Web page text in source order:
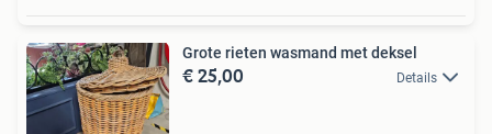
Grote rieten wasmand met deksel
€ 25,00 Details